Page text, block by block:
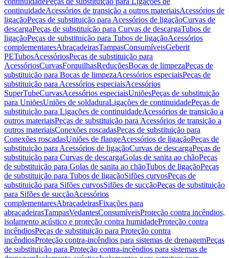
continuidadeAcessórios de transição a outros materiaisAcessórios de
ligaçãoPeças de substituição para Acessórios de ligaçãoCurvas de
descargaPeças de substituição para Curvas de descargaTubos de
ligaçãoPeças de substituição para Tubos de ligaçãoAcessórios
complementaresAbraçadeirasTampasConsumíveisGeberit
PETubosAcessóriosPeças de substituição para
AcessóriosCurvasForquilhasReduçõesBocas de limpezaPeças de
substituição para Bocas de limpezaAcessórios especiaisPeças de
substituição para Acessórios especiaisAcessórios
SuperTubeCurvasAcessórios especiaisUniõesPeças de substituição
para UniõesUniões de soldaduraLigações de continuidadePeças de
substituição para Ligações de continuidadeAcessórios de transição a
outros materiaisPeças de substituição para Acessórios de transição a
outros materiaisConexões roscadasPeças de substituição para
Conexões roscadasUniões de flangeAcessórios de ligaçãoPeças de
substituição para Acessórios de ligaçãoCurvas de descargaPeças de
substituição para Curvas de descargaGolas de sanita ao chãoPeças
de substituição para Golas de sanita ao chãoTubos de ligaçãoPeças
de substituição para Tubos de ligaçãoSifões curvosPeças de
substituição para Sifões curvosSifões de sucçãoPeças de substituição
para Sifões de sucçãoAcessórios
complementaresAbraçadeirasFixações para
abraçadeirasTampasVedantesConsumíveisProteção contra incêndios,
isolamento acústico e proteção contra humidadeProteção contra
incêndiosPeças de substituição para Proteção contra
incêndiosProteção contra-incêndios para sistemas de drenagemPeças
de substituição para Proteção contra-incêndios para sistemas de